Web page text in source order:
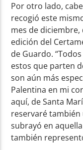
Por otro lado,
recogió este
mes de
edición del
de Guardo.
estos que parten
son aún más
Palentina en mi
aquí, de Santa
reservaré
subrayó en
también